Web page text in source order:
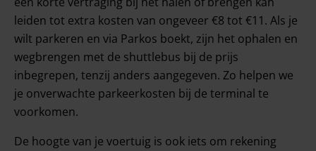
leiden tot extra kosten van ongeveer €8 tot €11. Als je
wilt parkeren en via Parkos boekt, zijn het ophalen en
wegbrengen met de shuttlebus bij de prijs
inbegrepen, tenzij anders aangegeven. Zo helpen we
je onverwachte parkeerkosten bij de terminal te
voorkomen.
De hoogte van je voertuig is ook iets om rekening